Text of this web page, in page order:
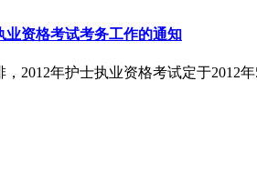
业资格考试考务工作的通知
2012年护士执业资格考试定于2012